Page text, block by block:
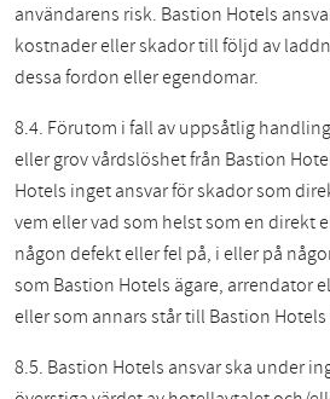
användarens risk. Bastion Hotels
kostnader eller skador till följd av
dessa fordon eller egendomar.
8.4. Förutom i fall av uppsåtlig
eller grov vårdslöshet från Bastion
Hotels inget ansvar för skador som
vem eller vad som helst som en direkt
någon defekt eller fel på, i eller på
som Bastion Hotels ägare, arrendator
eller som annars står till Bastion
8.5. Bastion Hotels ansvar ska under